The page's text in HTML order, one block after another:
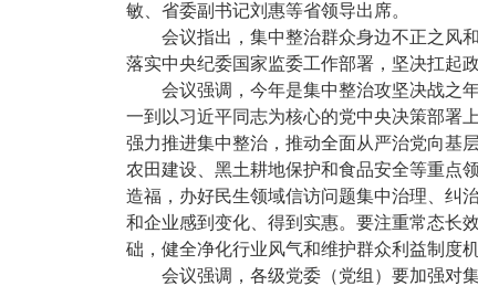
敏、省委副书记刘惠等省领导出席。
会议指出，集中整治群众身边不正之风
落实中央纪委国家监委工作部署，坚决扛起
会议强调，今年是集中整治攻坚决战之
一到以习近平同志为核心的党中央决策部署
强力推进集中整治，推动全面从严治党向基
农田建设、黑土耕地保护和食品安全等重点
造福，办好民生领域信访问题集中治理、纠
和企业感到变化、得到实惠。要注重常态长
础，健全净化行业风气和维护群众利益制度
会议强调，各级党委（党组）要加强对